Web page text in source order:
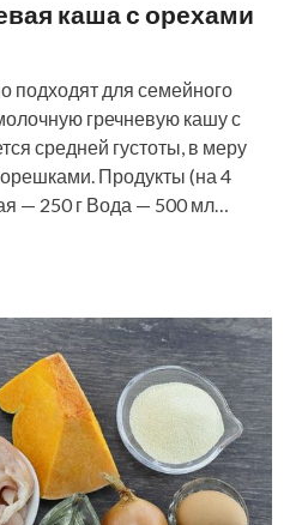
каша с орехами
подходят для семейного
гречневую кашу с
средней густоты, в меру
Продукты (на 4
— 250 г Вода — 500 мл…